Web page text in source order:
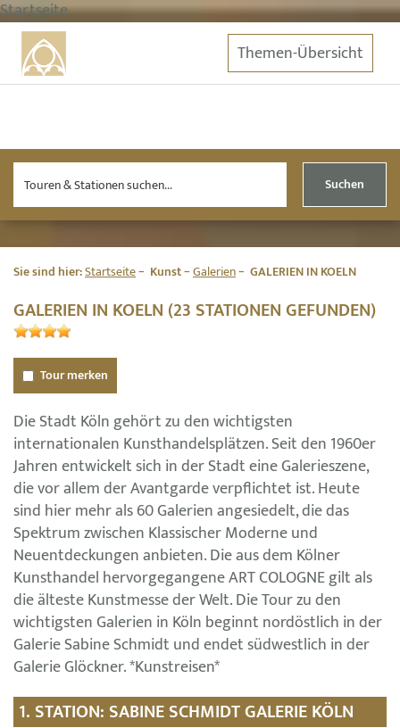
Startseite
Themen-Übersicht
Suchen
Sie sind hier:Startseite Kunst Galerien GALERIEN IN KOELN
GALERIEN IN KOELN (23 STATIONEN GEFUNDEN)
Tour merken
Die Stadt Köln gehört zu den wichtigsten
internationalen Kunsthandelsplätzen. Seit den 1960er
Jahren entwickelt sich in der Stadt eine Galerieszene,
die vor allem der Avantgarde verpflichtet ist. Heute
sind hier mehr als 60 Galerien angesiedelt, die das
Spektrum zwischen Klassischer Moderne und
Neuentdeckungen anbieten. Die aus dem Kölner
Kunsthandel hervorgegangene ART COLOGNE gilt als
die älteste Kunstmesse der Welt. Die Tour zu den
wichtigsten Galerien in Köln beginnt nordöstlich in der
Galerie Sabine Schmidt und endet südwestlich in der
Galerie Glöckner. *Kunstreisen*
1. STATION: SABINE SCHMIDT GALERIE KÖLN